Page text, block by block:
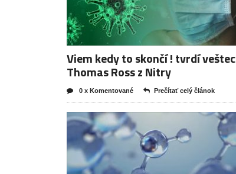
Viem kedy to skončí ! tvrdí veštec
Thomas Ross z Nitry
0 x Komentované Prečítať celý článok